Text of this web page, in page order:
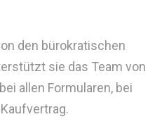
den bürokratischen
sie das Team von
allen Formularen, bei